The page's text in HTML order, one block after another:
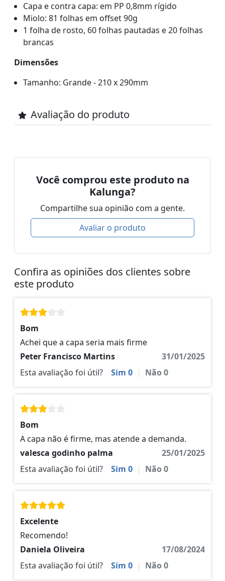
Capa e contra capa: em PP 0,8mm rígido
Miolo: 81 folhas em offset 90g
1 folha de rosto, 60 folhas pautadas e 20 folhas
brancas
Dimensões
Tamanho: Grande - 210 x 290mm
Avaliação do produto
Você comprou este produto na
Kalunga?
Compartilhe sua opinião com a gente.
Avaliar o produto
Confira as opiniões dos clientes sobre
este produto
Bom
Achei que a capa seria mais firme
Peter Francisco Martins
31/01/2025
Esta avaliação foi útil?
Sim 0 | Não0
Bom
A capa não é firme, mas atende a demanda.
valesca godinho palma
25/01/2025
Esta avaliação foi útil?
Sim 0 | Não0
Excelente
Recomendo!
Daniela Oliveira
17/08/2024
Esta avaliação foi útil?
Sim 0 | Não0